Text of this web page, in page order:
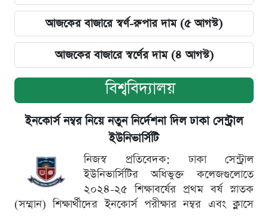
আজকের বাজারে স্বর্ণ-রুপার দাম (৫ আগস্ট)
আজকের বাজারে স্বর্ণের দাম (৪ আগস্ট)
বিশ্ববিদ্যালয়
ইনকোর্স নম্বর নিয়ে নতুন নির্দেশনা দিল ঢাকা সেন্ট্রাল
ইউনিভার্সিটি
নিজস্ব প্রতিবেদক: ঢাকা সেন্ট্রাল
ইউনিভার্সিটির অধিভুক্ত কলেজগুলোতে
২০২৪-২৫ শিক্ষাবর্ষের প্রথম বর্ষ স্নাতক
(সম্মান) শিক্ষার্থীদের ইনকোর্স পরীক্ষার নম্বর এবং ক্লাসে